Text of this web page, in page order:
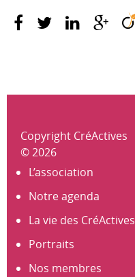
Copyright CréActives
© 2026
L’association
Notre agenda
La vie des CréActives
Portraits
Nos membres